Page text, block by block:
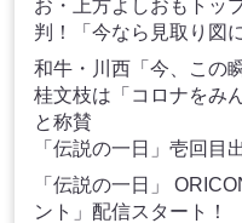
お・上方よしおもトッ
判！「今なら見取り図
和牛・川西「今、この
桂文枝は「コロナをみ
と称賛
「伝説の一日」壱回目
「伝説の一日」
ント」配信スタート！